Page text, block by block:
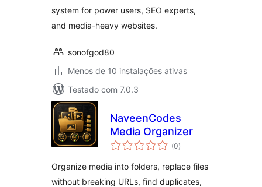
system for power users, SEO experts,
and media-heavy websites.
sonofgod80
Menos de 10 instalações ativas
Testado com 7.0.3
NaveenCodes
Media Organizer
(0avaliações
totais
)
Organize media into folders, replace files
without breaking URLs, find duplicates,